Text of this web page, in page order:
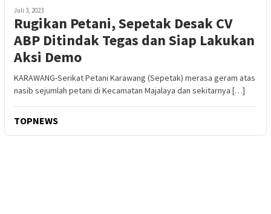
Juli 3, 2023
Rugikan Petani, Sepetak Desak CV
ABP Ditindak Tegas dan Siap Lakukan
Aksi Demo
KARAWANG-Serikat Petani Karawang (Sepetak) merasa geram atas
nasib sejumlah petani di Kecamatan Majalaya dan sekitarnya […]
TOPNEWS